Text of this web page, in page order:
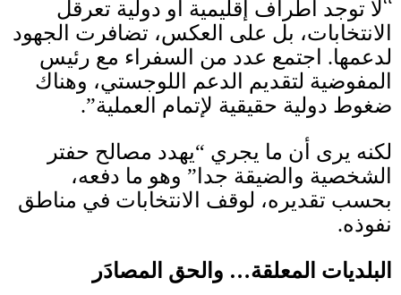
“لا توجد أطراف إقليمية أو دولية تعرقل
الانتخابات، بل على العكس، تضافرت الجهود
لدعمها.
اجتمع عدد من السفراء مع رئيس
المفوضية لتقديم الدعم اللوجستي، وهناك
ضغوط دولية حقيقية لإتمام العملية”.
لكنه يرى أن ما يجري “يهدد مصالح حفتر
الشخصية والضيقة جدا” وهو ما دفعه،
بحسب تقديره، لوقف الانتخابات في مناطق
نفوذه.
البلديات المعلقة… والحق المصادَر